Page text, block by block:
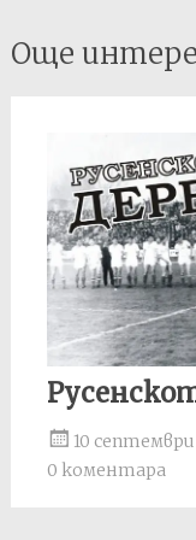
Post
navigation
Още
10 септември
0 коментара